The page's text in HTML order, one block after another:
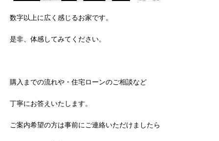
数字以上に広く感じるお家です。
是非、体感してみてください。
購入までの流れや・住宅ローンのご相談など
丁寧にお答えいたします。
ご案内希望の方は事前にご連絡いただけましたら